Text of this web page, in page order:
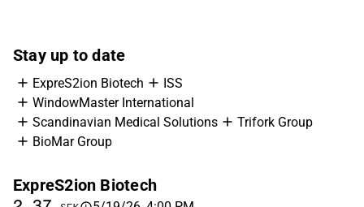
Stay up to date
ExpreS2ion Biotech
ISS
WindowMaster International
Scandinavian Medical Solutions
Trifork Group
BioMar Group
ExpreS2ion Biotech